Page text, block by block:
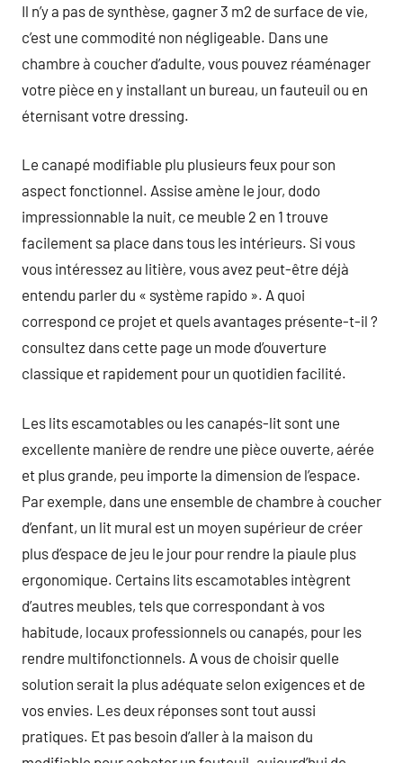
Il n’y a pas de synthèse, gagner 3 m2 de surface de vie,
c’est une commodité non négligeable. Dans une
chambre à coucher d’adulte, vous pouvez réaménager
votre pièce en y installant un bureau, un fauteuil ou en
éternisant votre dressing.
Le canapé modifiable plu plusieurs feux pour son
aspect fonctionnel. Assise amène le jour, dodo
impressionnable la nuit, ce meuble 2 en 1 trouve
facilement sa place dans tous les intérieurs. Si vous
vous intéressez au litière, vous avez peut-être déjà
entendu parler du « système rapido ». A quoi
correspond ce projet et quels avantages présente-t-il ?
consultez dans cette page un mode d’ouverture
classique et rapidement pour un quotidien facilité.
Les lits escamotables ou les canapés-lit sont une
excellente manière de rendre une pièce ouverte, aérée
et plus grande, peu importe la dimension de l’espace.
Par exemple, dans une ensemble de chambre à coucher
d’enfant, un lit mural est un moyen supérieur de créer
plus d’espace de jeu le jour pour rendre la piaule plus
ergonomique. Certains lits escamotables intègrent
d’autres meubles, tels que correspondant à vos
habitude, locaux professionnels ou canapés, pour les
rendre multifonctionnels. A vous de choisir quelle
solution serait la plus adéquate selon exigences et de
vos envies. Les deux réponses sont tout aussi
pratiques. Et pas besoin d’aller à la maison du